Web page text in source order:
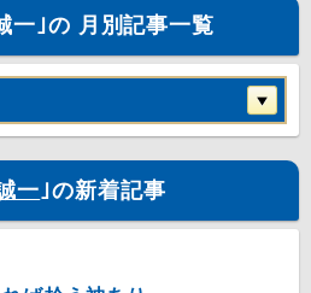
一｣の 月別記事一覧
一｣の新着記事